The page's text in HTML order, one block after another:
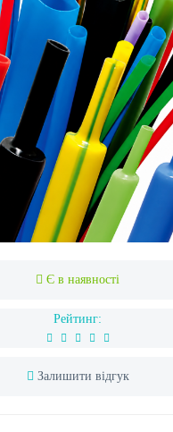
Є в наявності
Рейтинг:
Залишити відгук